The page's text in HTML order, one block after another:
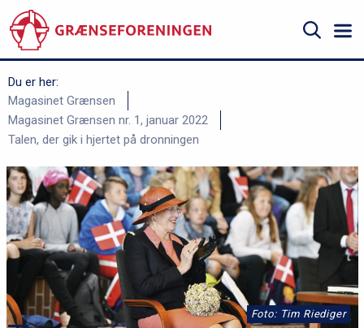
til
hovedindhold
Søg
Du er her:
Magasinet Grænsen
Magasinet Grænsen nr. 1, januar 2022
Talen, der gik i hjertet på dronningen
Foto: Tim Riediger